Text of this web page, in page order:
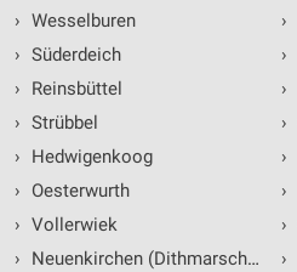
› Wesselburen
› Süderdeich
›
Reinsbüttel
› Strübbel
›
Hedwigenkoog
›
Oesterwurth
› Vollerwiek
›
Neuenkirchen (Dithmarschen)
›
›
›
›
›
›
›
›
Nicht-IAB-Verarbeitungszwecke:
Notwendig
Funktional